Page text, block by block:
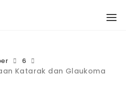
6
Katarak dan Glaukoma